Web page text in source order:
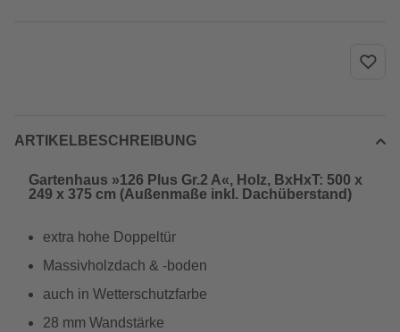
ARTIKELBESCHREIBUNG
Gartenhaus »126 Plus Gr.2 A«, Holz, BxHxT: 500 x
249 x 375 cm (Außenmaße inkl. Dachüberstand)
extra hohe Doppeltür
Massivholzdach & -boden
auch in Wetterschutzfarbe
28 mm Wandstärke